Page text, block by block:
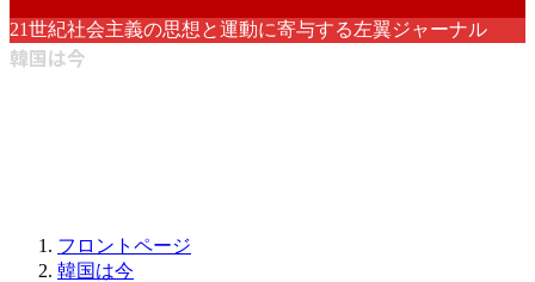
21世紀社会主義の思想と運動に寄与する左翼ジャーナル
韓国は今
フロントページ
韓国は今